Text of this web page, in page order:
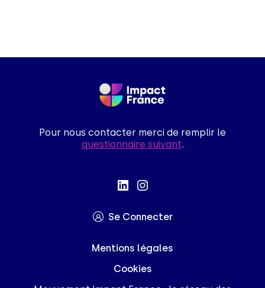
Pour nous contacter merci de remplir le
questionnaire suivant.
Se Connecter
Mentions légales
Cookies